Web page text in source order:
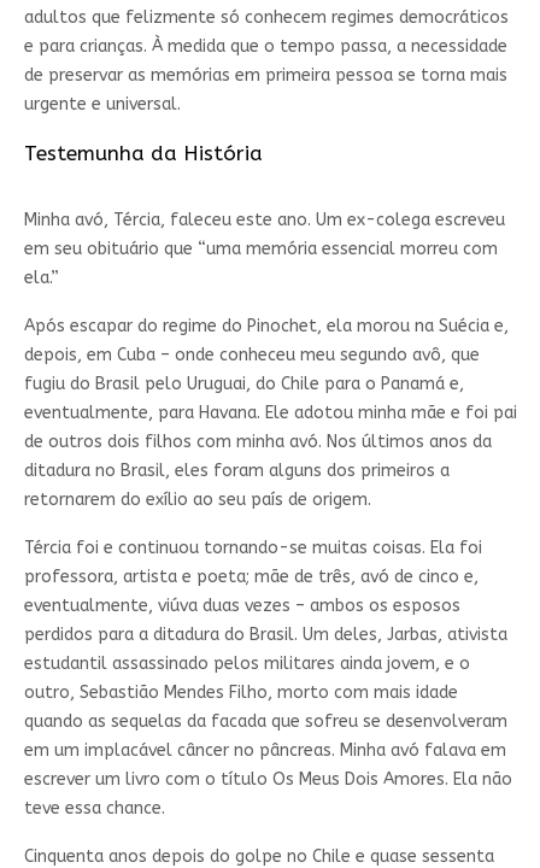
adultos que felizmente só conhecem regimes democráticos
e para crianças. À medida que o tempo passa, a necessidade
de preservar as memórias em primeira pessoa se torna mais
urgente e universal.
Testemunha da História
Minha avó, Tércia, faleceu este ano. Um ex-colega escreveu
em seu obituário que “uma memória essencial morreu com
ela.”
Após escapar do regime do Pinochet, ela morou na Suécia e,
depois, em Cuba – onde conheceu meu segundo avô, que
fugiu do Brasil pelo Uruguai, do Chile para o Panamá e,
eventualmente, para Havana. Ele adotou minha mãe e foi pai
de outros dois filhos com minha avó. Nos últimos anos da
ditadura no Brasil, eles foram alguns dos primeiros a
retornarem do exílio ao seu país de origem.
Tércia foi e continuou tornando-se muitas coisas. Ela foi
professora, artista e poeta; mãe de três, avó de cinco e,
eventualmente, viúva duas vezes – ambos os esposos
perdidos para a ditadura do Brasil. Um deles, Jarbas, ativista
estudantil assassinado pelos militares ainda jovem, e o
outro, Sebastião Mendes Filho, morto com mais idade
quando as sequelas da facada que sofreu se desenvolveram
em um implacável câncer no pâncreas. Minha avó falava em
escrever um livro com o título Os Meus Dois Amores. Ela não
teve essa chance.
Cinquenta anos depois do golpe no Chile e quase sessenta